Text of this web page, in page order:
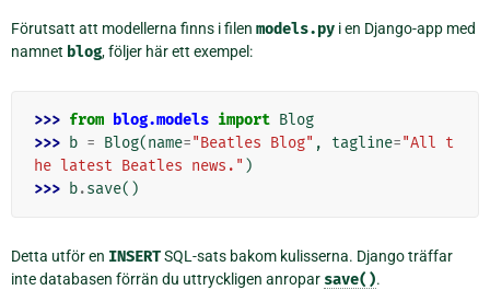
Förutsatt att modellerna finns i filen models.py i en Django-app med
namnet blog, följer här ett exempel:
>>> from blog.models import Blog
>>> b = Blog(name="Beatles Blog" , tagline="All t
he latest Beatles news." )
>>> b.save()
Detta utför en INSERTSQL-sats bakom kulisserna. Django träffar
inte databasen förrän du uttryckligen anropar save().